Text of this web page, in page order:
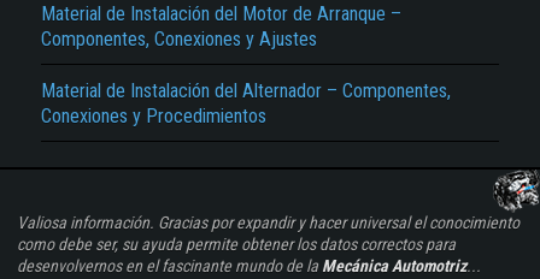
Material de Instalación del Motor de Arranque –
Componentes, Conexiones y Ajustes
Material de Instalación del Alternador – Componentes,
Conexiones y Procedimientos
Valiosa información. Gracias por expandir y hacer universal el conocimiento
como debe ser, su ayuda permite obtener los datos correctos para
desenvolvernos en el fascinante mundo de la Mecánica Automotriz...